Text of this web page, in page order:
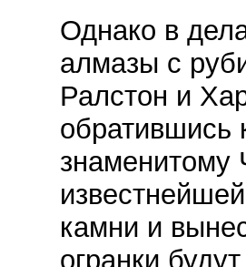
Однако в
алмазы с
Ралстон и
камни и
огранки